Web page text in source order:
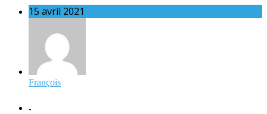
15 avril 2021
François
-